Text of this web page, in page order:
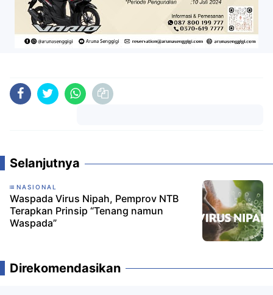
Selanjutnya
NASIONAL
Waspada Virus Nipah, Pemprov NTB
Terapkan Prinsip “Tenang namun
Waspada”
Direkomendasikan